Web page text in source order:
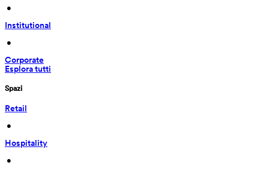
•
Institutional
•
Corporate
Esplora tutti
Spazi
Retail
•
Hospitality
•